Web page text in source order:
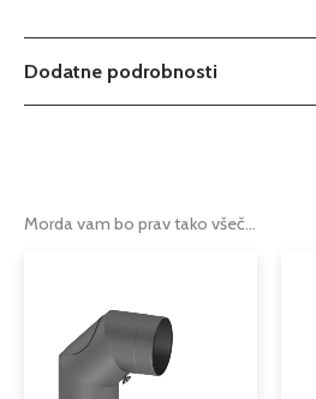
Dodatne podrobnosti
pločevine
Podkategorija1
Podkategorija2
Morda vam bo prav tako všeč…